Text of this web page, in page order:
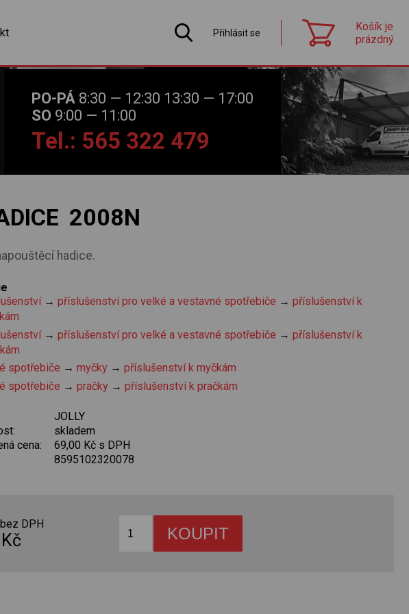
Přihlásit se
Košík je
prázdný
PO-PÁ 8:30 — 12:30 13:30 — 17:00
SO 9:00 — 11:00
Tel.: 565 322 479
2008N
hadice.
→příslušenství pro velké a vestavné spotřebiče →příslušenství k
→příslušenství pro velké a vestavné spotřebiče →příslušenství k
spotřebiče →myčky →příslušenství k myčkám
spotřebiče →pračky →příslušenství k pračkám
JOLLY
skladem
cena:
69,00 Kč s DPH
8595102320078
DPH